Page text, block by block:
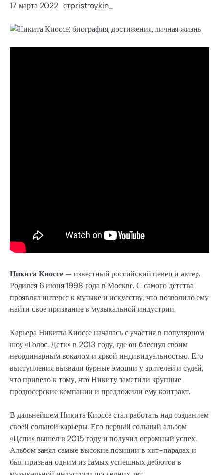
17 марта 2022 отpristroykin_
Никита Киоссе — известный российский певец и актер.
Родился 6 июня 1998 года в Москве. С самого детства
проявлял интерес к музыке и искусству, что позволило ему
найти свое призвание в музыкальной индустрии.
Карьера Никиты Киоссе началась с участия в популярном
шоу «Голос. Дети» в 2013 году, где он блеснул своим
неординарным вокалом и яркой индивидуальностью. Его
выступления вызвали бурные эмоции у зрителей и судей,
что привело к тому, что Никиту заметили крупные
продюсерские компании и предложили ему контракт.
В дальнейшем Никита Киоссе стал работать над созданием
своей сольной карьеры. Его первый сольный альбом
«Цепи» вышел в 2015 году и получил огромный успех.
Альбом занял самые высокие позиции в хит-парадах и
был признан одним из самых успешных дебютов в